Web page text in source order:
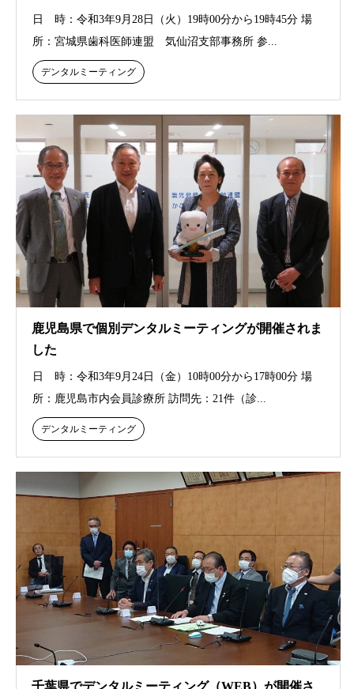
日 時：令和3年9月28日（火）19時00分から19時45分 場
所：宮城県歯科医師連盟 気仙沼支部事務所 参...
デンタルミーティング
鹿児島県で個別デンタルミーティングが開催されま
した
日 時：令和3年9月24日（金）10時00分から17時00分 場
所：鹿児島市内会員診療所 訪問先：21件（診...
デンタルミーティング
千葉県でデンタルミーティング（WEB）が開催さ